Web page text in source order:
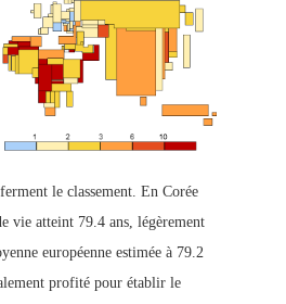
le classement. En Corée
vie atteint 79.4 ans, légèrement
européenne estimée à 79.2
profité pour établir le